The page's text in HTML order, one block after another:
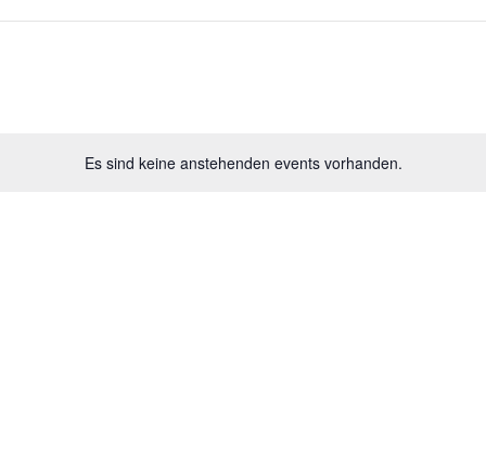
Es sind keine anstehenden events vorhanden.